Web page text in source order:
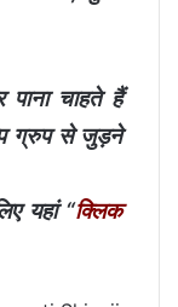
पाना चाहते हैं
ग्रुप से जुड़ने
यहां “क्लिक